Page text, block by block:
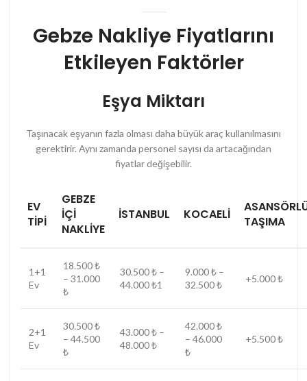
Gebze Nakliye Fiyatlarını
Etkileyen Faktörler
Eşya Miktarı
Taşınacak eşyanın fazla olması daha büyük araç kullanılmasını
gerektirir. Aynı zamanda personel sayısı da artacağından
fiyatlar değişebilir.
EV
TIPI
GEBZE
İÇI
NAKLIYE
İSTANBUL KOCAELI
TAŞIMA
1+1
Ev
18.500 ₺
– 31.000
₺
30.500 ₺ –
44.000 ₺1
9.000 ₺ –
32.500 ₺
+5.000 ₺
2+1
Ev
30.500 ₺
– 44.500
₺
43.000 ₺ –
48.000 ₺
42.000 ₺
– 46.000
₺
+5.500 ₺